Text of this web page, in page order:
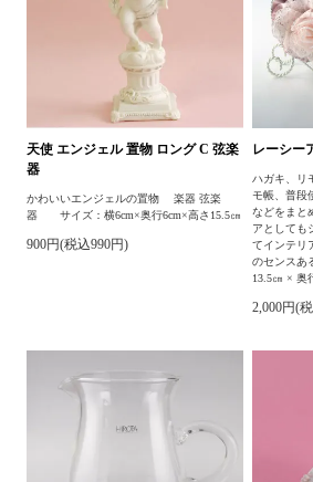
天使 エンジェル 置物 ロング C 弦楽
器
かわいいエンジェルの置物 楽器 弦楽
器 サイズ：横6cm×奥行6cm×高さ15.5㎝
900円(税込990円)
レーシー
ハガキ、リ
モ帳、普段
などをまと
アとしても
てインテリ
のセンスあ
13.5㎝ × 奥
2,000円(